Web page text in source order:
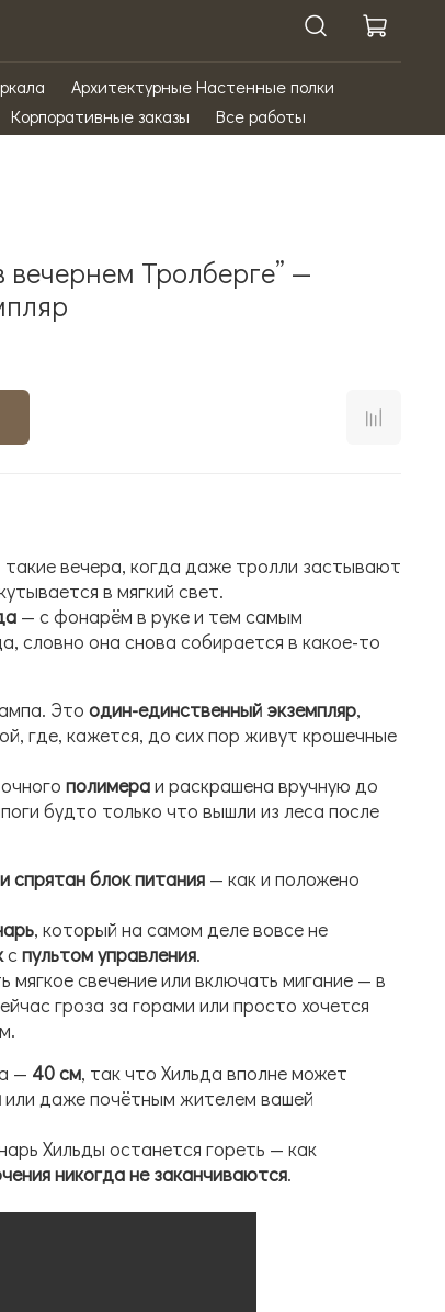
Архитектурные Настенные полки
Корпоративные заказы Все работы
вечернем Тролберге” —
вечера, когда даже тролли застывают
в мягкий свет.
— с фонарём в руке и тем самым
словно она снова собирается в какое-то
Это один-единственный экземпляр,
где, кажется, до сих пор живут крошечные
полимераи раскрашена вручную до
будто только что вышли из леса после
спрятан блок питания — как и положено
, который на самом деле вовсе не
с пультом управления.
свечение или включать мигание — в
гроза за горами или просто хочется
— 40 см, так что Хильда вполне может
или даже почётным жителем вашей
Хильды останется гореть — как
никогда не заканчиваются.